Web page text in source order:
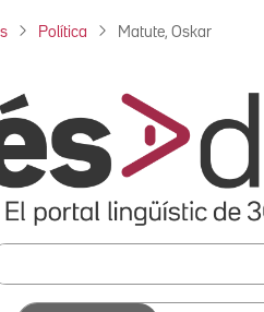
Política Matute, Oskar